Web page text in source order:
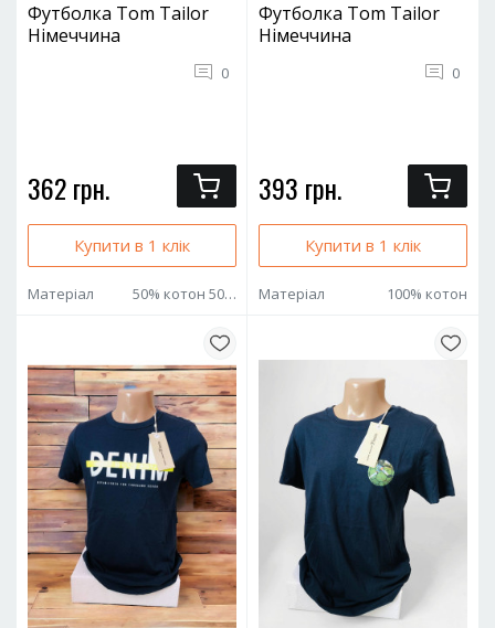
Футболка Tom Tailor
Німеччина
0
362 грн.
Купити в 1 клік
Матеріал 50% котон 50% поліестер
Футболка Tom Tailor
Німеччина
0
393 грн.
Купити в 1 клік
Матеріал 100% котон